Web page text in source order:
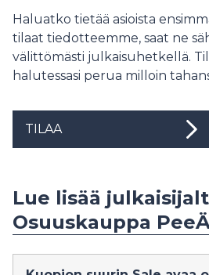
Haluatko tietää asioista
tilaat tiedotteemme, saat ne
välittömästi julkaisuhetkellä.
halutessasi perua milloin
TILAA
Lue lisää
Osuuskauppa